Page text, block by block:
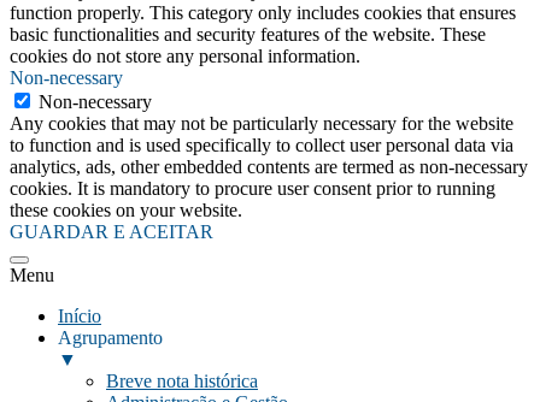
function properly. This category only includes cookies that ensures
basic functionalities and security features of the website. These
cookies do not store any personal information.
Non-necessary
Non-necessary
Any cookies that may not be particularly necessary for the website
to function and is used specifically to collect user personal data via
analytics, ads, other embedded contents are termed as non-necessary
cookies. It is mandatory to procure user consent prior to running
these cookies on your website.
GUARDAR E ACEITAR
Menu
Início
Agrupamento
▼
Breve nota histórica